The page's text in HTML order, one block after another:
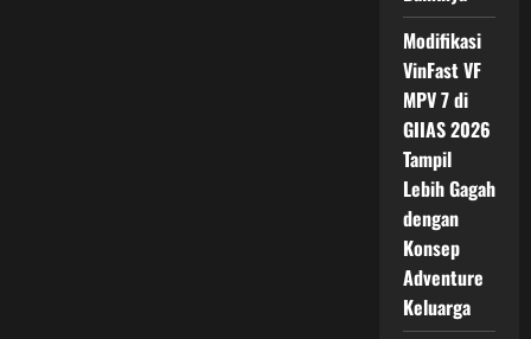
Modifikasi
VinFast VF
MPV 7 di
GIIAS 2026
Tampil
Lebih Gagah
dengan
Konsep
Adventure
Keluarga